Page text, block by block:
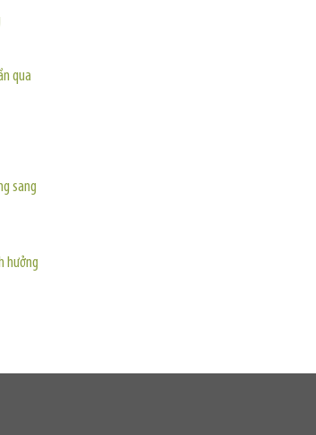
qua
sang
hưởng